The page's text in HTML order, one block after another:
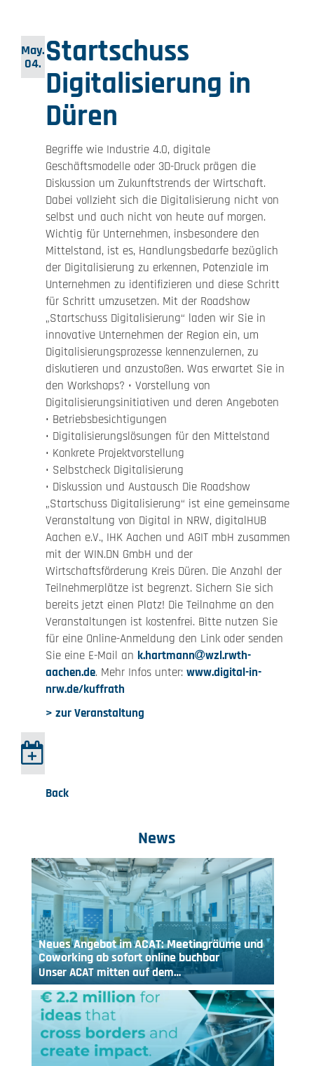
May.
04. Startschuss
Digitalisierung in
Düren
Begriffe wie Industrie 4.0, digitale
Geschäftsmodelle oder 3D-Druck prägen die
Diskussion um Zukunftstrends der Wirtschaft.
Dabei vollzieht sich die Digitalisierung nicht von
selbst und auch nicht von heute auf morgen.
Wichtig für Unternehmen, insbesondere den
Mittelstand, ist es, Handlungsbedarfe bezüglich
der Digitalisierung zu erkennen, Potenziale im
Unternehmen zu identifizieren und diese Schritt
für Schritt umzusetzen. Mit der Roadshow
„Startschuss Digitalisierung“ laden wir Sie in
innovative Unternehmen der Region ein, um
Digitalisierungsprozesse kennenzulernen, zu
diskutieren und anzustoßen. Was erwartet Sie in
den Workshops? • Vorstellung von
Digitalisierungsinitiativen und deren Angeboten
• Betriebsbesichtigungen
• Digitalisierungslösungen für den Mittelstand
• Konkrete Projektvorstellung
• Selbstcheck Digitalisierung
• Diskussion und Austausch Die Roadshow
„Startschuss Digitalisierung“ ist eine gemeinsame
Veranstaltung von Digital in NRW, digitalHUB
Aachen e.V., IHK Aachen und AGIT mbH zusammen
mit der WIN.DN GmbH und der
Wirtschaftsförderung Kreis Düren. Die Anzahl der
Teilnehmerplätze ist begrenzt. Sichern Sie sich
bereits jetzt einen Platz! Die Teilnahme an den
Veranstaltungen ist kostenfrei. Bitte nutzen Sie
für eine Online-Anmeldung den Link oder senden
Sie eine E-Mail an k.hartmann
wzl.rwth-
aachen.de. Mehr Infos unter: www.digital-in-
nrw.de/kuffrath
> zur Veranstaltung
Back
News
Neues Angebot im ACAT: Meetingräume und
Coworking ab sofort online buchbar
Unser ACAT mitten auf dem…